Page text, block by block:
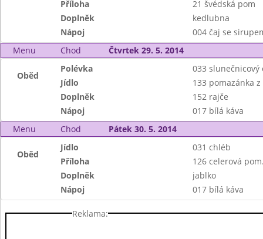
Příloha
21 švédská pom
Doplněk
kedlubna
Nápoj
004 čaj se
Menu
Chod Čtvrtek 29. 5. 2014
Oběd
Polévka
033 slunečnicový
Jídlo
133 pomazánka
Doplněk
152 rajče
Nápoj
017 bílá káva
Menu
Chod Pátek 30. 5. 2014
Oběd
Jídlo
031 chléb
Příloha
126 celerová
Doplněk
jablko
Nápoj
017 bílá káva
Reklama: